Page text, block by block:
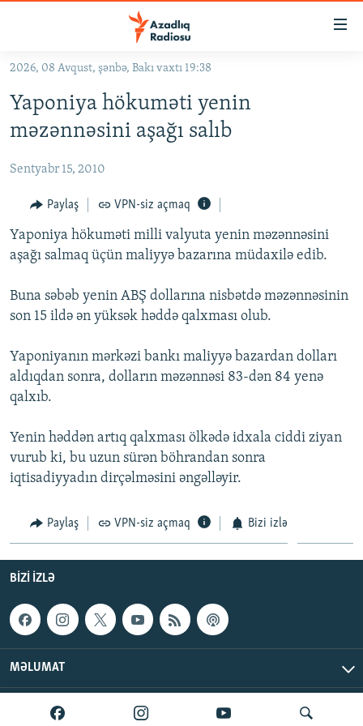
Əsas
qayıt
Əsas
qayıt
#İZAHLA
#ƏSLINDƏ
FƏRQƏ BAX
QANUNI DOĞRU
ARAŞDIRMA
MULTIMEDIA
VIDEO
FOTOQALEREYA
İNFOQRAFIKA
RADIO ARXIV
OXU ZALI
AZƏRBAYCAN ƏDƏBIYYATI KITABXANASI
İZ - MƏDƏNIYYƏT PROQRAMI
HAQQIMIZDA
MISSIYAMIZ
MATERIALLARIMIZDAN ISTIFADƏ
AZADLIQRADIOSU MOBIL TELEFONUNUZDA
XƏBƏR BÜLLETENLƏRIMIZ
BIZI IZLƏ
RFE/RL-in bütün saytları
2026, 08 Avqust, şənbə, Bakı vaxtı 19:38
Yaponiya hökuməti yenin
məzənnəsini aşağı salıb
Sentyabr 15, 2010
Paylaş VPN-siz açmaq
Yaponiya hökuməti milli valyuta yenin məzənnəsini
aşağı salmaq üçün maliyyə bazarına müdaxilə edib.
Buna səbəb yenin ABŞ dollarına nisbətdə məzənnəsinin
son 15 ildə ən yüksək həddə qalxması olub.
Yaponiyanın mərkəzi bankı maliyyə bazardan dolları
aldıqdan sonra, dolların məzənnəsi 83-dən 84 yenə
qalxıb.
Yenin həddən artıq qalxması ölkədə idxala ciddi ziyan
vurub ki, bu uzun sürən böhrandan sonra
iqtisadiyyadın dirçəlməsini əngəlləyir.
Paylaş VPN-siz açmaq Bizi izlə
BIZI IZLƏ
MƏLUMAT
AzadlıqRadiosu © 2026 Inc. | Bütün hüquqlar qorunur